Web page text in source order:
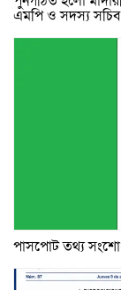
এমপি ও সদস্য
পাসপোর্ট তথ্য